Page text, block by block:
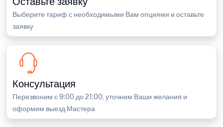
Выберите тариф с необходимыми Вам опциями и оставьте
заявку
Консультация
Перезвоним с 9:00 до 21:00, уточним Ваши желания и
оформим выезд Мастера